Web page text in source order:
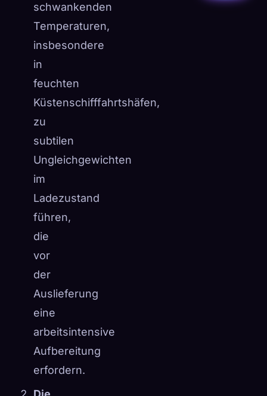
schwankenden
Temperaturen,
insbesondere
in
feuchten
Küstenschifffahrtshäfen,
zu
subtilen
Ungleichgewichten
im
Ladezustand
führen,
die
vor
der
Auslieferung
eine
arbeitsintensive
Aufbereitung
erfordern.